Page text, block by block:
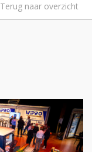
Terug naar overzicht